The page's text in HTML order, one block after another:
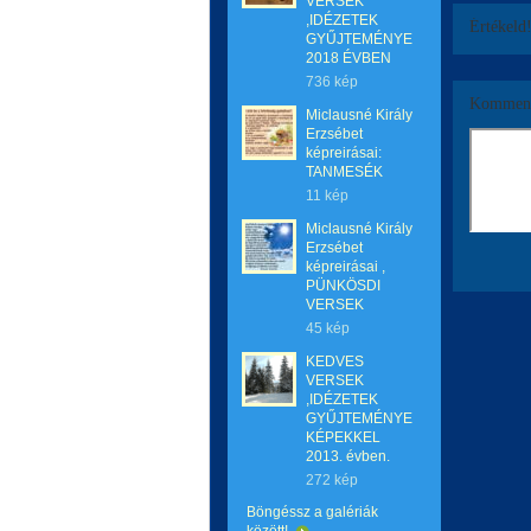
,IDÉZETEK
GYŰJTEMÉNYE
2018 ÉVBEN
736 kép
Miclausné Király
Erzsébet
képreirásai:
TANMESÉK
11 kép
Miclausné Király
Erzsébet
képreirásai ,
PÜNKÖSDI
VERSEK
45 kép
KEDVES
VERSEK
,IDÉZETEK
GYŰJTEMÉNYE
KÉPEKKEL
2013. évben.
272 kép
Böngéssz a galériák
Értékeld!